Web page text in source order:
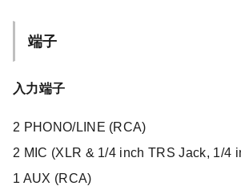
端子
入力端子
2 PHONO/LINE (RCA)
2 MIC (XLR & 1/4 inch TRS Jack, 1/4
1 AUX (RCA)